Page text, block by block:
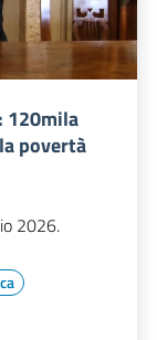
120mila
povertà
2026.